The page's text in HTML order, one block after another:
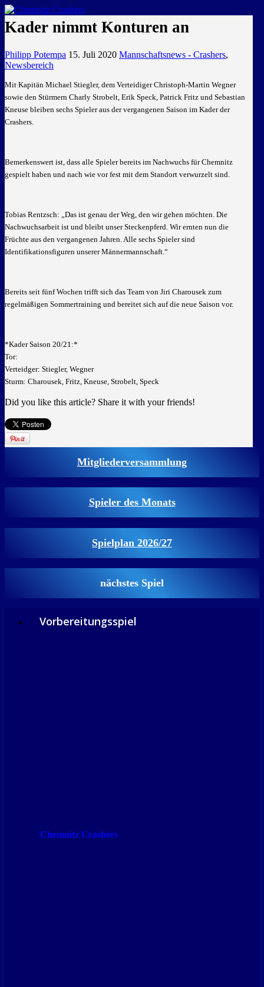
GEMEINSAM EINE LEIDENSCHAFT
Kader nimmt Konturen an
Philipp Potempa 15. Juli 2020 Mannschaftsnews - Crashers,
Newsbereich
Mit Kapitän Michael Stiegler, dem Verteidiger Christoph-Martin Wegner
sowie den Stürmern Charly Strobelt, Erik Speck, Patrick Fritz und Sebastian
Kneuse bleiben sechs Spieler aus der vergangenen Saison im Kader der
Crashers.
Bemerkenswert ist, dass alle Spieler bereits im Nachwuchs für Chemnitz
gespielt haben und nach wie vor fest mit dem Standort verwurzelt sind.
Tobias Rentzsch: „Das ist genau der Weg, den wir gehen möchten. Die
Nachwuchsarbeit ist und bleibt unser Steckenpferd. Wir ernten nun die
Früchte aus den vergangenen Jahren. Alle sechs Spieler sind
Identifikationsfiguren unserer Männermannschaft.“
Bereits seit fünf Wochen trifft sich das Team von Jiri Charousek zum
regelmäßigen Sommertraining und bereitet sich auf die neue Saison vor.
*Kader Saison 20/21:*
Tor:
Verteidger: Stiegler, Wegner
Sturm: Charousek, Fritz, Kneuse, Strobelt, Speck
Did you like this article? Share it with your friends!
Mitgliederversammlung
Spieler des Monats
Spielplan 2026/27
nächstes Spiel
Vorbereitungsspiel
Chemnitz Crashers